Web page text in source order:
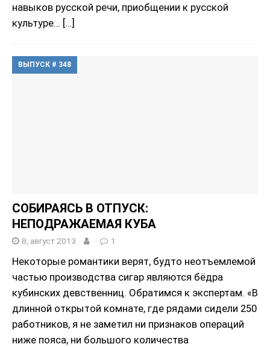
навыков русской речи, приобщении к русской
культуре… […]
ВЫПУСК # 348
СОБИРАЯСЬ В ОТПУСК:
НЕПОДРАЖАЕМАЯ КУБА
8, август 2013 1
Некоторые романтики верят, будто неотъемлемой
частью производства сигар являются бёдра
кубинских девственниц. Обратимся к экспертам. «В
длинной открытой комнате, где рядами сидели 250
работников, я не заметил ни признаков операций
ниже пояса, ни большого количества